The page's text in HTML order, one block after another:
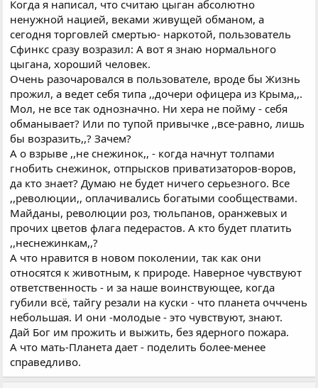
Когда я написал, что считаю цыган абсолютно
ненужной нацией, веками живущей обманом, а
сегодня торговлей смертью- наркотой, пользователь
Сфинкс сразу возразил: А вот я знаю нормального
цыгана, хороший человек.
Очень разочаровался в пользователе, вроде бы Жизнь
прожил, а ведет себя типа ,,дочери офицера из Крыма,,.
Мол, не все так однозначно. Ни хера не пойму - себя
обманывает? Или по тупой привычке ,,все-равно, лишь
бы возразить,,? Зачем?
А о взрыве ,,не снежинок,, - когда начнут толпами
гнобить снежинок, отпрысков приватизаторов-воров,
да кто знает? Думаю не будет ничего серьезного. Все
,,революции,, оплачивались богатыми сообществами.
Майданы, революции роз, тюльпанов, оранжевых и
прочих цветов флага педерастов. А кто будет платить
,,неснежинкам,,?
А что нравится в новом поколении, так как они
относятся к животным, к природе. Наверное чувствуют
ответственность - и за наше воинствующее, когда
губили всё, тайгу резали на куски - что планета очччень
небольшая. И они -молодые - это чувствуют, знают.
Дай Бог им прожить и выжить, без ядерного пожара.
А что мать-Планета дает - поделить более-менее
справедливо.